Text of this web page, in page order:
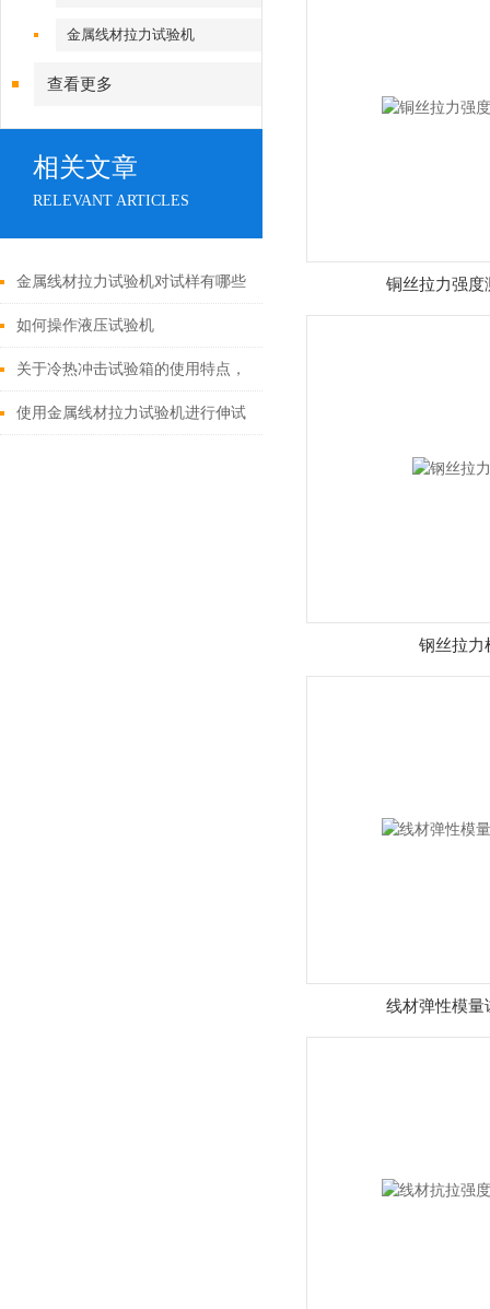
金属线材拉力试验机
查看更多
相关文章
RELEVANT ARTICLES
金属线材拉力试验机对试样有哪些
要求？具体步骤如下
如何操作液压试验机
关于冷热冲击试验箱的使用特点，
以下有详细说明
使用金属线材拉力试验机进行伸试
铜丝拉力强度
钢丝拉力
线材弹性模量